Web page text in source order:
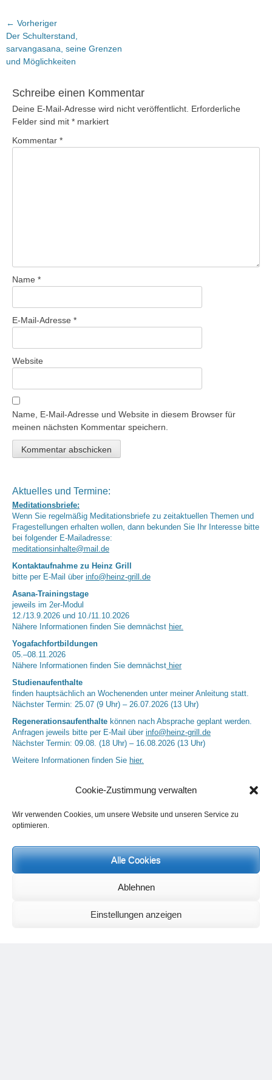
Cookie-Zustimmung verwalten
Wir verwenden Cookies, um unsere Website und unseren Service zu
optimieren.
Alle Cookies
Ablehnen
Einstellungen anzeigen
Beitragsnavigation
← Vorheriger
Vorheriger
Beitrag:
Der Schulterstand,
sarvangasana, seine Grenzen
und Möglichkeiten
Schreibe einen Kommentar
Deine E-Mail-Adresse wird nicht veröffentlicht. Erforderliche
Felder sind mit * markiert
Kommentar *
Name *
E-Mail-Adresse *
Website
Name, E-Mail-Adresse und Website in diesem Browser für
meinen nächsten Kommentar speichern.
Aktuelles und Termine:
Meditationsbriefe:
Wenn Sie regelmäßig Meditationsbriefe zu zeitaktuellen Themen und
Fragestellungen erhalten wollen, dann bekunden Sie Ihr Interesse bitte
bei folgender E-Mailadresse:
meditationsinhalte@mail.de
Kontaktaufnahme zu Heinz Grill
bitte per E-Mail über info@heinz-grill.de
Asana-Trainingstage
jeweils im 2er-Modul
12./13.9.2026 und 10./11.10.2026
Nähere Informationen finden Sie demnächst hier.
Yogafachfortbildungen
05.–08.11.2026
Nähere Informationen finden Sie demnächst hier
Studienaufenthalte
finden hauptsächlich an Wochenenden unter meiner Anleitung statt.
Nächster Termin: 25.07 (9 Uhr) – 26.07.2026 (13 Uhr)
Regenerationsaufenthalte können nach Absprache geplant werden.
Anfragen jeweils bitte per E-Mail über info@heinz-grill.de
Nächster Termin: 09.08. (18 Uhr) – 16.08.2026 (13 Uhr)
Weitere Informationen finden Sie hier.
Neueste Kommentare
zuSpiritualität im Koffer – die Auflösung des